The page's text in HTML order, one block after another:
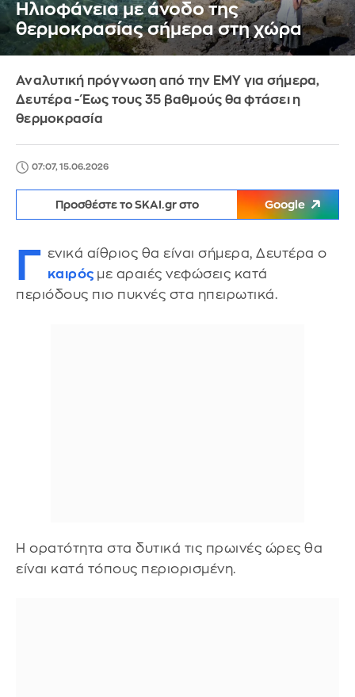
Ηλιοφάνεια με άνοδο της
θερμοκρασίας σήμερα στη χώρα
Αναλυτική πρόγνωση από την ΕΜΥ για σήμερα,
Δευτέρα - Έως τους 35 βαθμούς θα φτάσει η
θερμοκρασία
07:07, 15.06.2026
Προσθέστε το SKAI.gr στο Google
Γ ενικά αίθριος θα είναι σήμερα, Δευτέρα ο
καιρός με αραιές νεφώσεις κατά
περιόδους πιο πυκνές στα ηπειρωτικά.
Η ορατότητα στα δυτικά τις πρωινές ώρες θα
είναι κατά τόπους περιορισμένη.